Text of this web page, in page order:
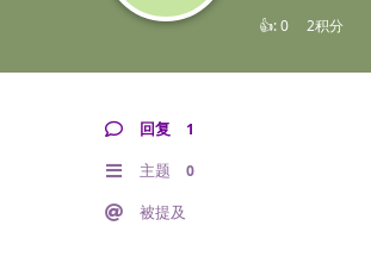
👍:0 2积分
回复 1
主题 0
被提及